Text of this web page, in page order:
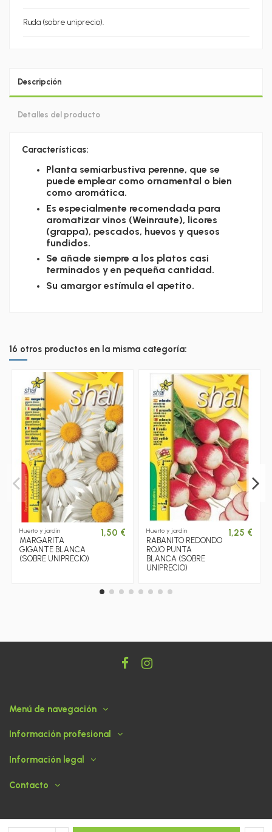
Ruda (sobre uniprecio).
Descripción
Detalles del producto
Características:
Planta semiarbustiva perenne, que se
puede emplear como ornamental o bien
como aromática.
Es especialmente recomendada para
aromatizar vinos (Weinraute), licores
(grappa), pescados, huevos y quesos
fundidos.
Se añade siempre a los platos casi
terminados y en pequeña cantidad.
Su amargor estímula el apetito.
16 otros productos en la misma categoría:
Huerto y jardín
MARGARITA
GIGANTE BLANCA
(SOBRE UNIPRECIO)
1,50 € Huerto y jardín
RABANITO REDONDO
ROJO PUNTA
BLANCA (SOBRE
UNIPRECIO)
1,25 €
Menú de navegación
Información profesional
Información legal
Contacto